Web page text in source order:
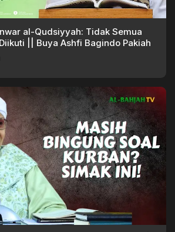
al-Qudsiyyah: Tidak Semua
Perbuatan Guru Diikuti || Buya Ashfi Bagindo Pakiah